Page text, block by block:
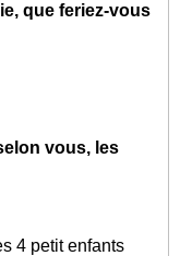
que feriez-vous
vous, les
4 petit enfants